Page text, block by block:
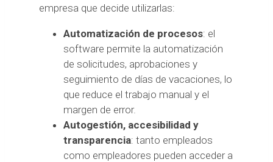
empresa que decide utilizarlas:
Automatización de procesos: el
software permite la automatización
de solicitudes, aprobaciones y
seguimiento de días de vacaciones, lo
que reduce el trabajo manual y el
margen de error.
Autogestión, accesibilidad y
transparencia: tanto empleados
como empleadores pueden acceder a